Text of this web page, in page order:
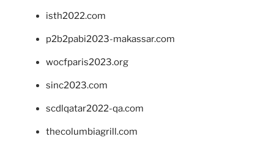
isth2022.com
p2b2pabi2023-makassar.com
wocfparis2023.org
sinc2023.com
scdlqatar2022-qa.com
thecolumbiagrill.com